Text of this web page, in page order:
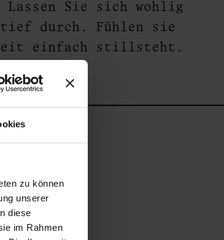
zu können
unserer
diese
im Rahmen
Lassen Sie sich wohlig
tief durch. Fühlen sie
Zeit einfach stillsteht.